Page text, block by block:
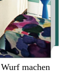
machen